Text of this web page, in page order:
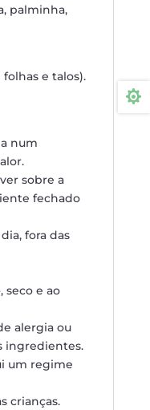
palminha,
e talos).
num
sobre a
fechado
fora das
seco e ao
alergia ou
ingredientes.
um regime
crianças.
